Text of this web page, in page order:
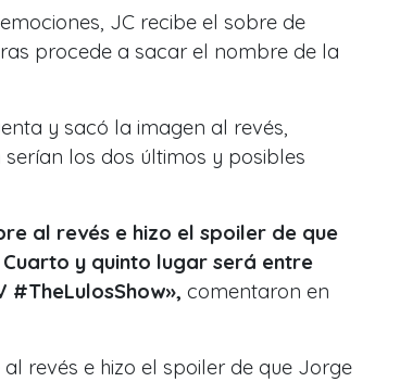
JC recibe el sobre de
procede a sacar el nombre de la
y sacó la imagen al revés,
los dos últimos y posibles
al revés e hizo el spoiler de que
y quinto lugar será entre
#TheLulosShow», comentaron en
revés e hizo el spoiler de que Jorge